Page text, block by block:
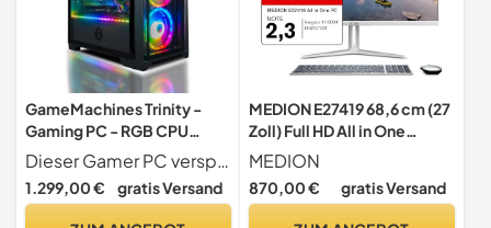
GameMachines Trinity -
Gaming PC - RGB CPU
Kühler - Intel Core i7
14700KF - NVIDIA GeForce
RTX 5060 Ti - 1000GB M.2
Dieser Gamer PC verspricht pures Gamingvergnügen. Mit dem Intel Core i7 Prozessor, der SSD und 32GB DDR4 Arbeitsspeicher sind Sie für alle aktuelle Spiele und Programme bestens ausgerüstet.
1.299,00 € gratis Versand
MEDION E27419 68,6 cm (27
Zoll) Full HD All in One
Desktop PC (Intel Core i5-
13420H, 16GB DDR4 RAM,
512 PCIe SSD, WLAN, HDMI
MEDION
870,00 € gratis Versand